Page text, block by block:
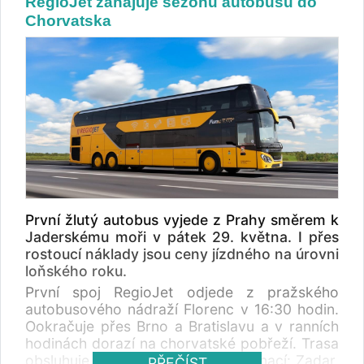
Chorvatska
První žlutý autobus vyjede z Prahy směrem k
Jaderskému moři v pátek 29. května. I přes
rostoucí náklady jsou ceny jízdného na úrovni
loňského roku.
První spoj RegioJet odjede z pražského
autobusového nádraží Florenc v 16:30 hodin.
Ookračuje přes Brno a Bratislavu a v ranních
hodinách dorazí na chorvatské pobřeží. Trasa
obsluhuje devět přímořských destinací: Zadar,